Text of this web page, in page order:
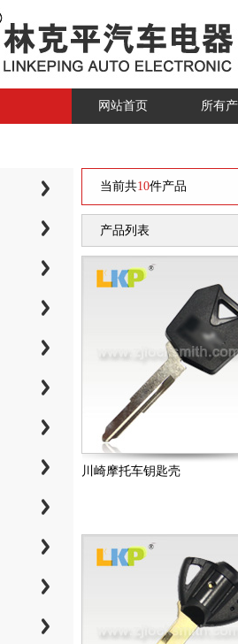
网站首页 所有
当前共10件产品
产品列表
川崎摩托车钥匙壳